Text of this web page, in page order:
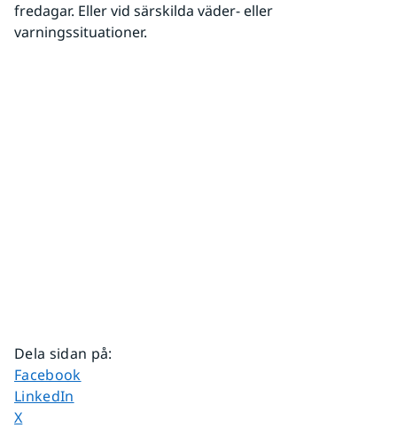
fredagar. Eller vid särskilda väder- eller
varningssituationer.
Dela sidan på:
Dela sidan på
Facebook
Dela sidan på
LinkedIn
Dela sidan på
X